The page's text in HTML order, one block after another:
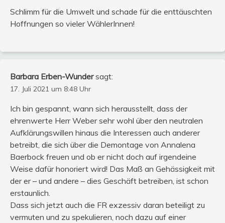
Schlimm für die Umwelt und schade für die enttäuschten
Hoffnungen so vieler WählerInnen!
Barbara Erben-Wunder sagt:
17. Juli 2021 um 8:48 Uhr
Ich bin gespannt, wann sich herausstellt, dass der
ehrenwerte Herr Weber sehr wohl über den neutralen
Aufklärungswillen hinaus die Interessen auch anderer
betreibt, die sich über die Demontage von Annalena
Baerbock freuen und ob er nicht doch auf irgendeine
Weise dafür honoriert wird! Das Maß an Gehässigkeit mit
der er – und andere – dies Geschäft betreiben, ist schon
erstaunlich.
Dass sich jetzt auch die FR exzessiv daran beteiligt zu
vermuten und zu spekulieren, noch dazu auf einer